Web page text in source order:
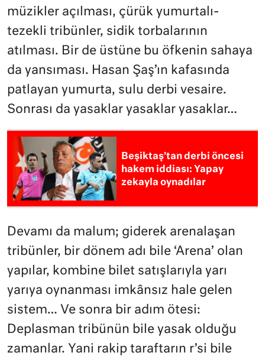
müzikler açılması, çürük yumurtalı-
tezekli tribünler, sidik torbalarının
atılması. Bir de üstüne bu öfkenin sahaya
da yansıması. Hasan Şaş’ın kafasında
patlayan yumurta, sulu derbi vesaire.
Sonrası da yasaklar yasaklar yasaklar…
Beşiktaş’tan derbi öncesi
hakem iddiası: Yapay
zekayla oynadılar
Devamı da malum; giderek arenalaşan
tribünler, bir dönem adı bile ‘Arena’ olan
yapılar, kombine bilet satışlarıyla yarı
yarıya oynanması imkânsız hale gelen
sistem… Ve sonra bir adım ötesi:
Deplasman tribünün bile yasak olduğu
zamanlar. Yani rakip taraftarın r’si bile